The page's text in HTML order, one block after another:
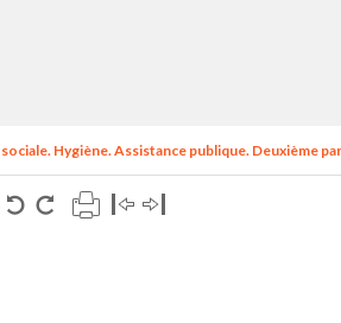
Hygiène. Assistance publique. Deuxième